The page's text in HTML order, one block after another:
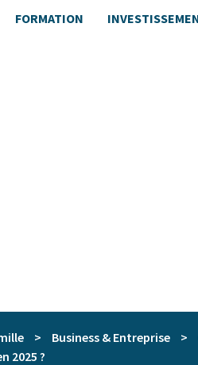
FORMATION
> Business & Entreprise >
2025 ?